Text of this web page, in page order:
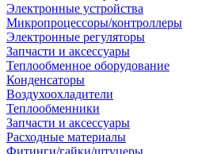
Электронные устройства
Микропроцессоры/контроллеры
Электронные регуляторы
Запчасти и аксессуары
Теплообменное оборудование
Конденсаторы
Воздухоохладители
Теплообменники
Запчасти и аксессуары
Расходные материалы
Фитинги/гайки/штуцеры